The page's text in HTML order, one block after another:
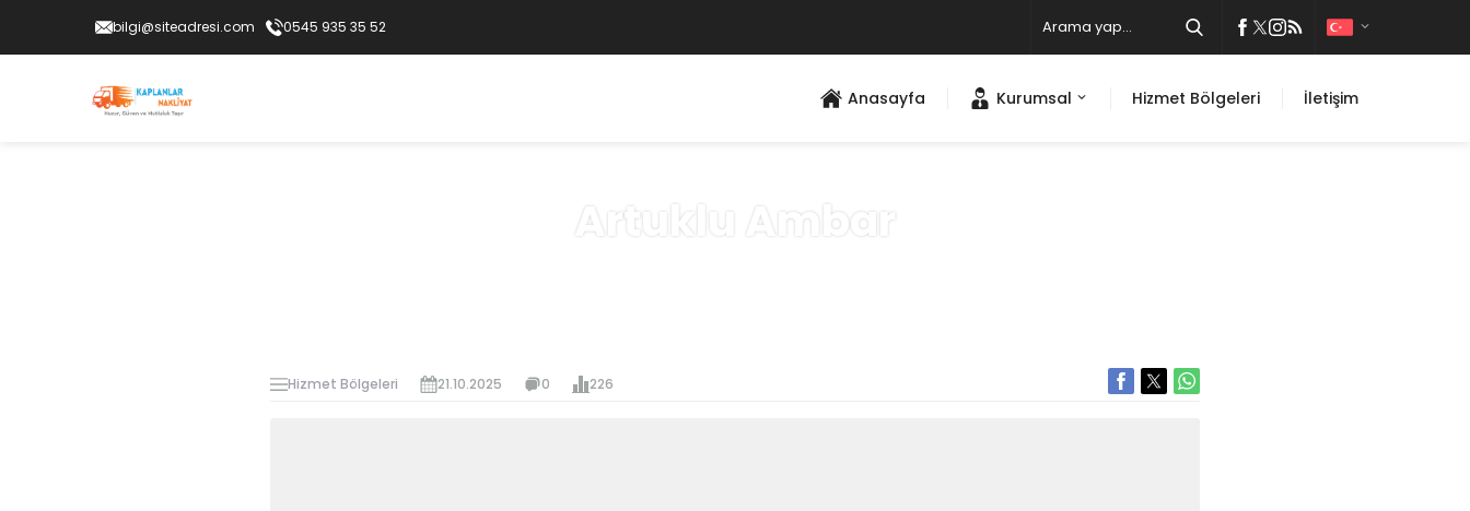
bilgi@siteadresi.com 0545 935 35 52
Anasayfa Kurumsal Hizmet Bölgeleri İletişim
Artuklu Ambar
Hizmet Bölgeleri 21.10.2025 0 226